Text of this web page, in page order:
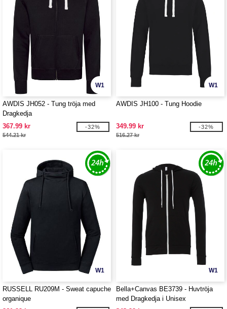
W1
AWDIS JH052 - Tung tröja med
Dragkedja
367.99 kr
544.21 kr
-32%
W1
AWDIS JH100 - Tung Hoodie
349.99 kr
516.27 kr
-32%
W1
RUSSELL RU209M - Sweat capuche
organique
W1
Bella+Canvas BE3739 - Huvtröja
med Dragkedja i Unisex